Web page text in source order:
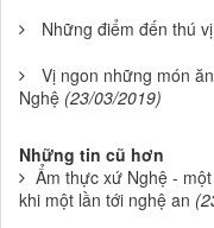
Những điểm đến thú
Vị ngon những món
Nghệ (23/03/2019)
Những tin cũ hơn
Ẩm thực xứ Nghệ -
khi một lần tới nghệ an